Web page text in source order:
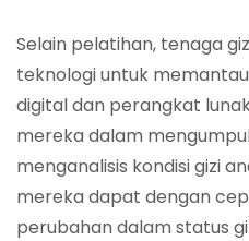
Selain pelatihan, tenaga
teknologi untuk
digital dan perangkat
mereka dalam
menganalisis kondisi gizi
mereka dapat dengan
perubahan dalam status